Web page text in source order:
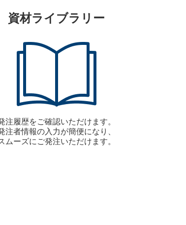
資材ライブラリー
注履歴をご確認いただけます。
注者情報の入力が簡便になり、
ムーズにご発注いただけます。